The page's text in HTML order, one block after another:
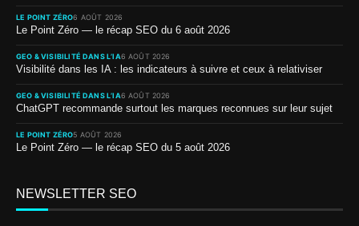
LE POINT ZÉRO6 AOÛT 2026
Le Point Zéro — le récap SEO du 6 août 2026
GEO & VISIBILITÉ DANS L’IA6 AOÛT 2026
Visibilité dans les IA : les indicateurs à suivre et ceux à relativiser
GEO & VISIBILITÉ DANS L’IA6 AOÛT 2026
ChatGPT recommande surtout les marques reconnues sur leur sujet
LE POINT ZÉRO5 AOÛT 2026
Le Point Zéro — le récap SEO du 5 août 2026
NEWSLETTER SEO